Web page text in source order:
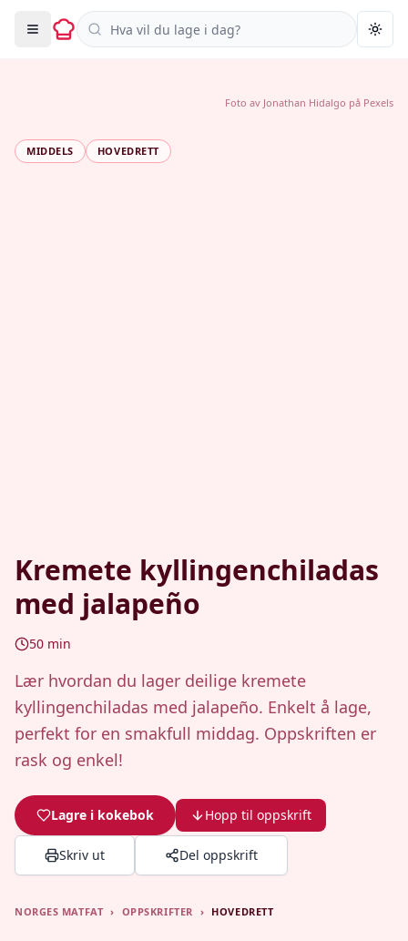
Søk i oppskrifter
MIDDELS HOVEDRETT
Kremete kyllingenchiladas
med jalapeño
50 min
Lær hvordan du lager deilige kremete
kyllingenchiladas med jalapeño. Enkelt å lage,
perfekt for en smakfull middag. Oppskriften er
rask og enkel!
Lagre i kokebok Hopp til oppskrift
Skriv ut Del oppskrift
Foto av Jonathan Hidalgo på Pexels
NORGES MATFAT › OPPSKRIFTER › HOVEDRETT